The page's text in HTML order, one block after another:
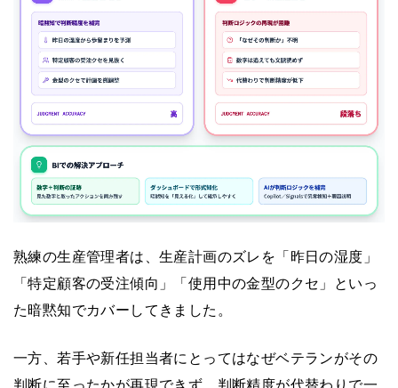
熟練の生産管理者は、生産計画のズレを「昨日の湿度」
「特定顧客の受注傾向」「使用中の金型のクセ」といっ
た暗黙知でカバーしてきました。
一方、若手や新任担当者にとってはなぜベテランがその
判断に至ったかが再現できず、判断精度が代替わりで一